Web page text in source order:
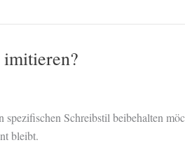
spezifischen Schreibstil beibehalten
bleibt.